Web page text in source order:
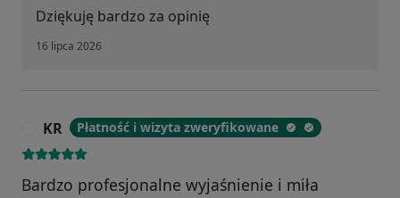
Dziękuję bardzo za opinię
16 lipca 2026
KR Płatność i wizyta zweryfikowane
Bardzo profesjonalne wyjaśnienie i miła